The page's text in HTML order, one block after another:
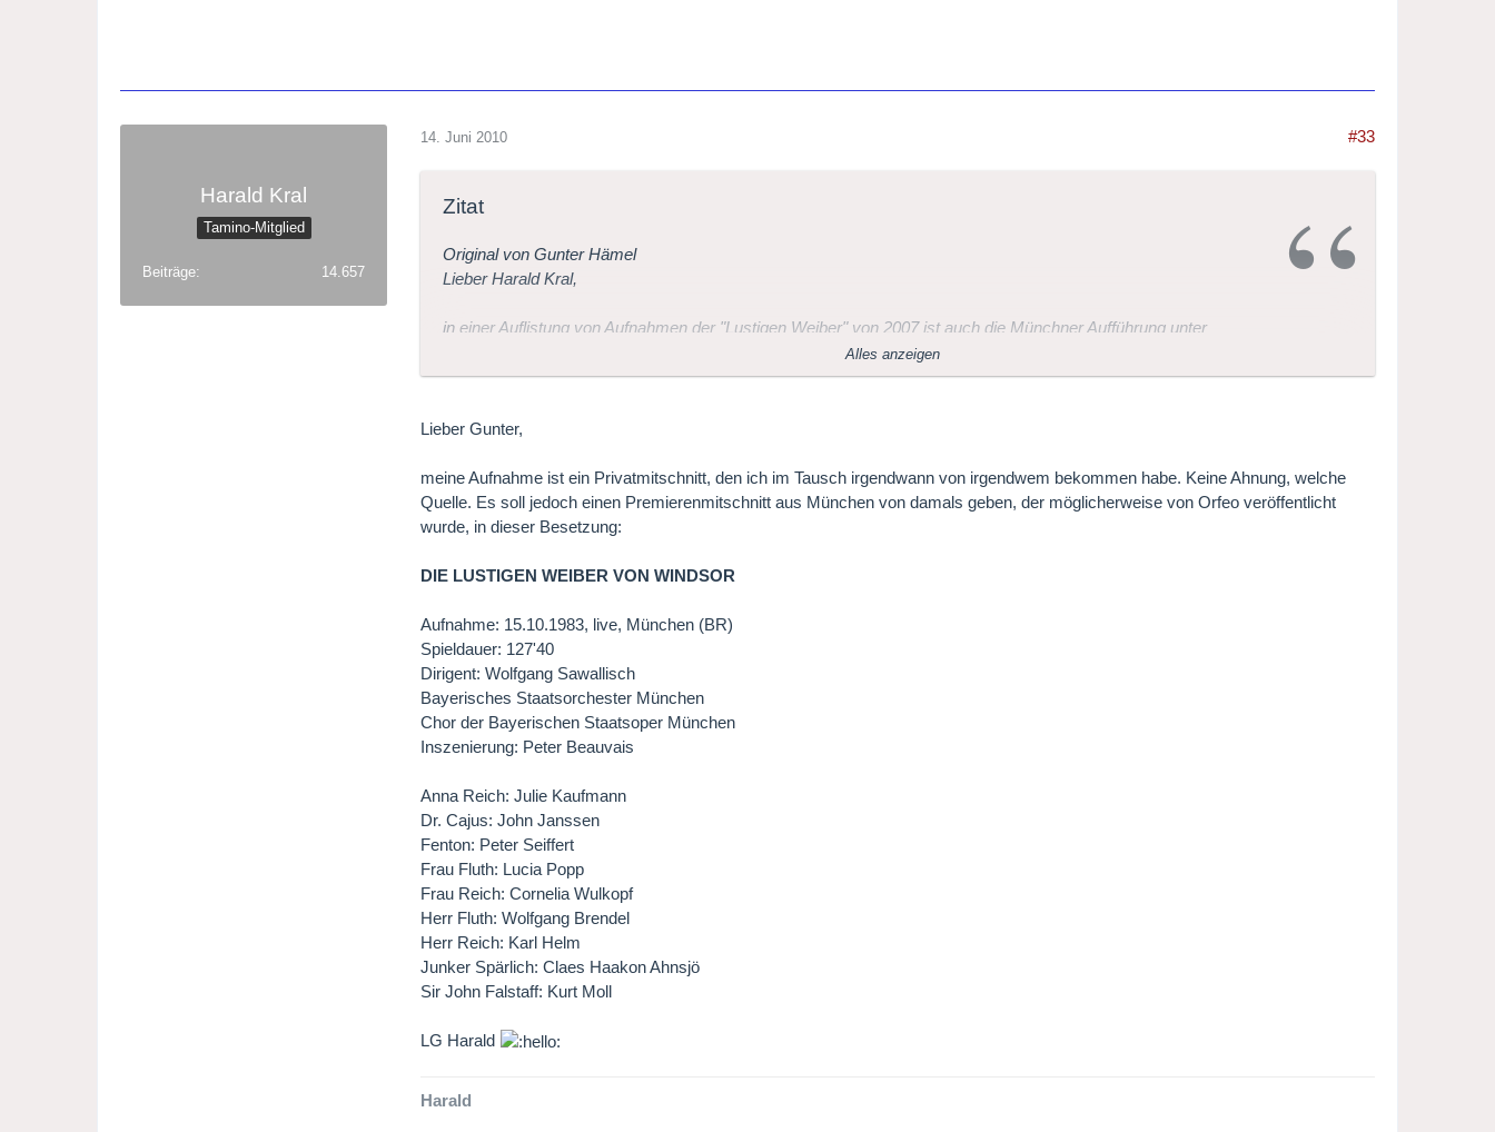
Harald Kral
Tamino-Mitglied
Beiträge 14.657
14. Juni 2010 #33
Zitat
Original von Gunter Hämel
Lieber Harald Kral,
in einer Auflistung von Aufnahmen der "Lustigen Weiber" von 2007 ist auch die Münchner Aufführung unter
Da ich bei der Premiere dabei war und die meisten der Mitwirkenden perönlich kenne (oder gekannt habe - Popp)
Wo kann man sie erwerben ? - House of Opera ?
Ich wäre dankbar für einen Hinweis.
Gruss Gunter
Alles anzeigen
Lieber Gunter,
meine Aufnahme ist ein Privatmitschnitt, den ich im Tausch irgendwann von irgendwem bekommen habe. Keine Ahnung, welche
Quelle. Es soll jedoch einen Premierenmitschnitt aus München von damals geben, der möglicherweise von Orfeo veröffentlicht
wurde, in dieser Besetzung:
DIE LUSTIGEN WEIBER VON WINDSOR
Aufnahme: 15.10.1983, live, München (BR)
Spieldauer: 127'40
Dirigent: Wolfgang Sawallisch
Bayerisches Staatsorchester München
Chor der Bayerischen Staatsoper München
Inszenierung: Peter Beauvais
Anna Reich: Julie Kaufmann
Dr. Cajus: John Janssen
Fenton: Peter Seiffert
Frau Fluth: Lucia Popp
Frau Reich: Cornelia Wulkopf
Herr Fluth: Wolfgang Brendel
Herr Reich: Karl Helm
Junker Spärlich: Claes Haakon Ahnsjö
Sir John Falstaff: Kurt Moll
LG Harald
Harald